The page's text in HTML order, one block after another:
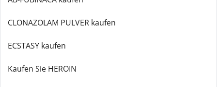
CLONAZOLAM PULVER kaufen
ECSTASY kaufen
Kaufen Sie HEROIN